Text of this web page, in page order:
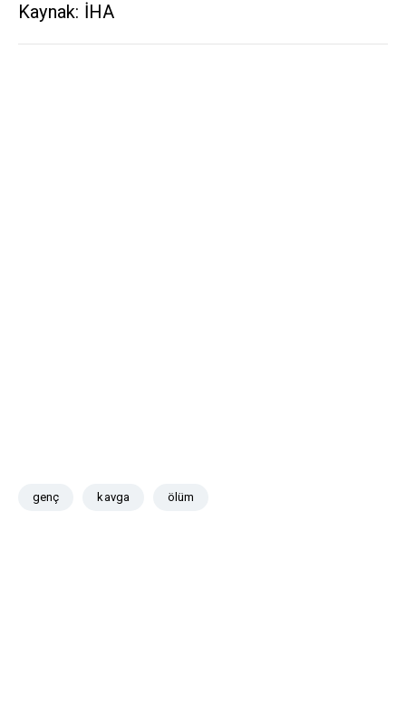
Kaynak: İHA
genç kavga ölüm